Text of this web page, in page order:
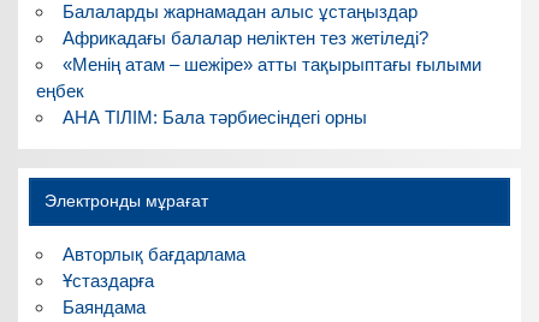
Балаларды жарнамадан алыс ұстаңыздар
Африкадағы балалар неліктен тез жетіледі?
«Менің атам – шежіре» атты тақырыптағы ғылыми
еңбек
АНА ТІЛІМ: Бала тәрбиесіндегі орны
Электронды мұрағат
Авторлық бағдарлама
Ұстаздарға
Баяндама